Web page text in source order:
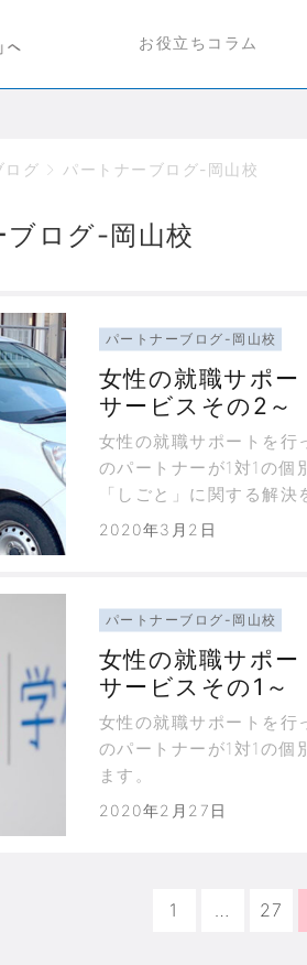
お役立ちコラム
ログ パートナーブログ-岡山校
ブログ-岡山校
パートナーブログ-岡山校
女性の就職サポ
サービスその2～
女性の就職サポートを行
のパートナーが1対1の個
「しごと」に関する解決
2020年3月2日
パートナーブログ-岡山校
女性の就職サポ
サービスその1～
女性の就職サポートを行
のパートナーが1対1の個
ます。
2020年2月27日
1 … 27